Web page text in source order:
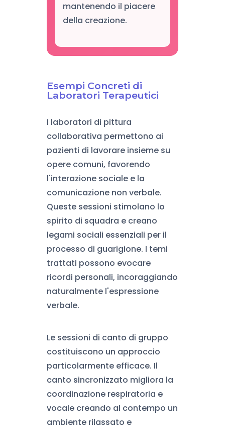
mantenendo il piacere
della creazione.
Esempi Concreti di
Laboratori Terapeutici
I laboratori di pittura
collaborativa permettono ai
pazienti di lavorare insieme su
opere comuni, favorendo
l'interazione sociale e la
comunicazione non verbale.
Queste sessioni stimolano lo
spirito di squadra e creano
legami sociali essenziali per il
processo di guarigione. I temi
trattati possono evocare
ricordi personali, incoraggiando
naturalmente l'espressione
verbale.
Le sessioni di canto di gruppo
costituiscono un approccio
particolarmente efficace. Il
canto sincronizzato migliora la
coordinazione respiratoria e
vocale creando al contempo un
ambiente rilassato e